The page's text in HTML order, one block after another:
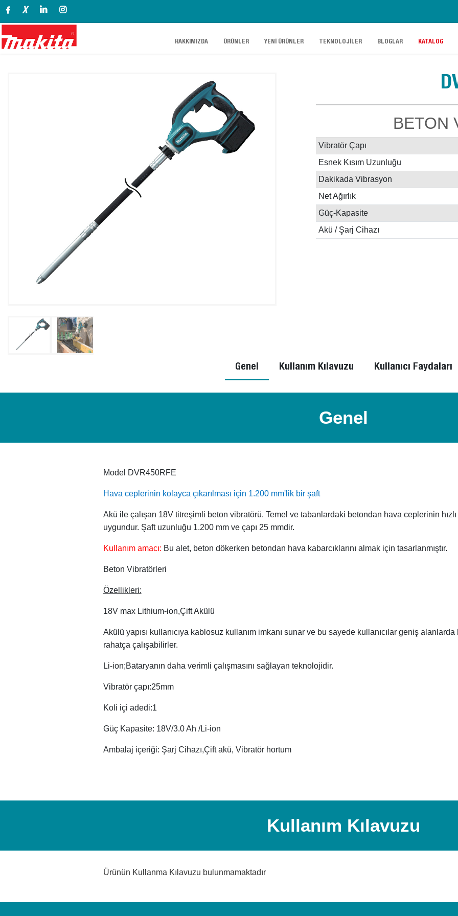
X
HAKKIMIZDA ÜRÜNLER YENİ ÜRÜNLER TEKNOLOJİLER BLOGLAR KATALOG
BETON
Vibratör Çapı
Esnek Kısım Uzunluğu
Dakikada Vibrasyon
Net Ağırlık
Güç-Kapasite
Akü / Şarj Cihazı
Genel Kullanım Kılavuzu Kullanıcı Faydaları
Genel
Model DVR450RFE
Hava ceplerinin kolayca çıkarılması için 1.200 mm'lik bir şaft
Akü ile çalışan 18V titreşimli beton vibratörü. Temel ve tabanlardaki betondan hava ceplerinin hızlı
uygundur. Şaft uzunluğu 1.200 mm ve çapı 25 mmdir.
Kullanım amacı: Bu alet, beton dökerken betondan hava kabarcıklarını almak için tasarlanmıştır.
Beton Vibratörleri
Özellikleri:
18V max Lithium-ion,Çift Akülü
Akülü yapısı kullanıcıya kablosuz kullanım imkanı sunar ve bu sayede kullanıcılar geniş alanlarda
rahatça çalışabilirler.
Li-ion;Bataryanın daha verimli çalışmasını sağlayan teknolojidir.
Vibratör çapı:25mm
Koli içi adedi:1
Güç Kapasite: 18V/3.0 Ah /Li-ion
Ambalaj içeriği: Şarj Cihazı,Çift akü, Vibratör hortum
Kullanım Kılavuzu
Ürünün Kullanma Kılavuzu bulunmamaktadır